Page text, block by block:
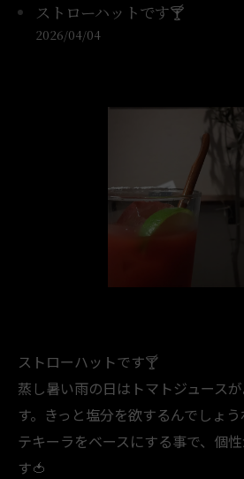
ストローハットです🍸️
2026/04/04
ストローハットです🍸️
蒸し暑い雨の日はトマトジュース
す。きっと塩分を欲するんでしょう
テキーラをベースにする事で、個
す🍅